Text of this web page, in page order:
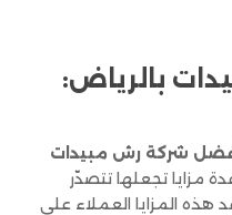
بالرياض:
شركة رش مبيدات
مزايا تجعلها تتصدّر
هذه المزايا العملاء على